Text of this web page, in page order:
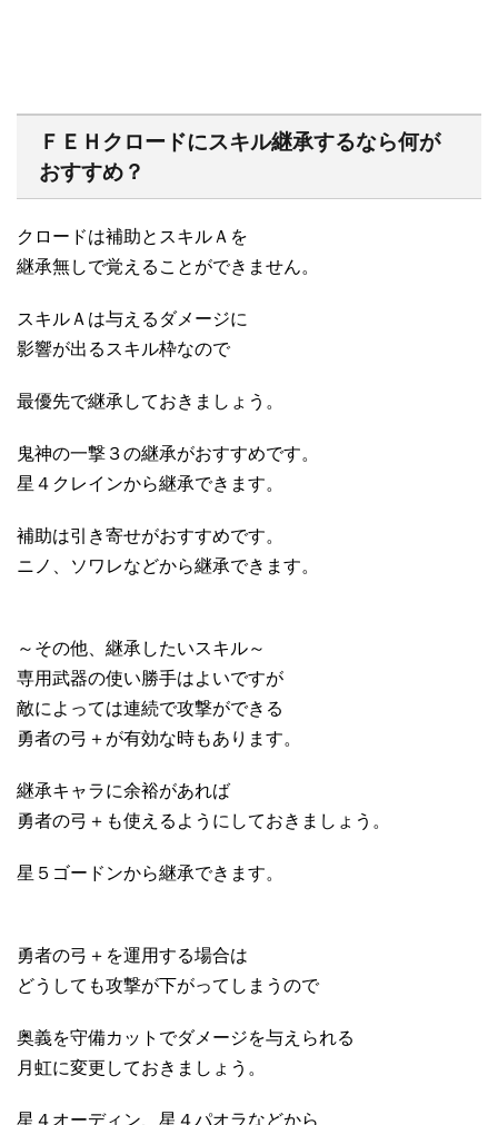
ＦＥＨクロードにスキル継承するなら何が
おすすめ？
クロードは補助とスキルＡを
継承無しで覚えることができません。
スキルＡは与えるダメージに
影響が出るスキル枠なので
最優先で継承しておきましょう。
鬼神の一撃３の継承がおすすめです。
星４クレインから継承できます。
補助は引き寄せがおすすめです。
ニノ、ソワレなどから継承できます。
～その他、継承したいスキル～
専用武器の使い勝手はよいですが
敵によっては連続で攻撃ができる
勇者の弓＋が有効な時もあります。
継承キャラに余裕があれば
勇者の弓＋も使えるようにしておきましょう。
星５ゴードンから継承できます。
勇者の弓＋を運用する場合は
どうしても攻撃が下がってしまうので
奥義を守備カットでダメージを与えられる
月虹に変更しておきましょう。
星４オーディン、星４パオラなどから